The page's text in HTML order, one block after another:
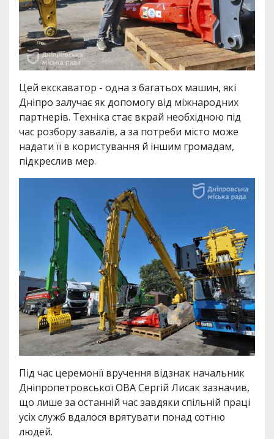
Цей екскаватор - одна з багатьох машин, які
Дніпро залучає як допомогу від міжнародних
партнерів. Техніка стає вкрай необхідною під
час розбору завалів, а за потреби місто може
надати її в користування й іншим громадам,
підкреслив мер.
Під час церемонії вручення відзнак начальник
Дніпропетровської ОВА Сергій Лисак зазначив,
що лише за останній час завдяки спільній праці
усіх служб вдалося врятувати понад сотню
людей.